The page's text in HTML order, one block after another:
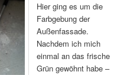
Hier ging es um die
Farbgebung der
Außenfassade.
Nachdem ich mich
einmal an das frische
Grün gewöhnt habe –